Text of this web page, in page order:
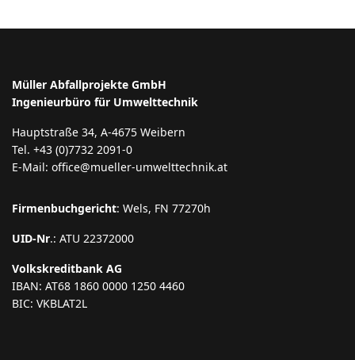
Müller Abfallprojekte GmbH
Ingenieurbüro für Umwelttechnik
Hauptstraße 34, A-4675 Weibern
Tel. +43 (0)7732 2091-0
E-Mail: office@mueller-umwelttechnik.at
Firmenbuchgericht: Wels, FN 77270h
UID-Nr.: ATU 22372000
Volkskreditbank AG
IBAN: AT68 1860 0000 1250 4460
BIC: VKBLAT2L